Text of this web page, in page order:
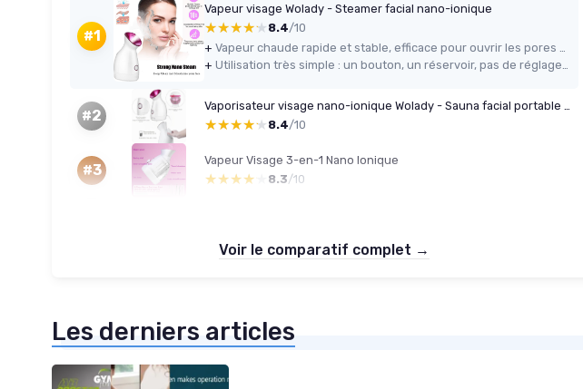
#1
Vapeur visage Wolady - Steamer facial nano-ionique
★★★★★
★★★★★ 8.4/10
+
+
#2 ★★★★★
★★★★★ 8.4/10
#3
Vapeur Visage 3-en-1 Nano Ionique
★★★★★
★★★★★ 8.3/10
Voir le comparatif complet →
Les derniers articles